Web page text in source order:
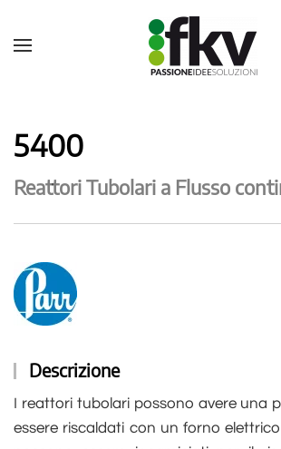
5400
Reattori Tubolari a Flusso
Descrizione
I reattori tubolari possono avere una
essere riscaldati con un forno